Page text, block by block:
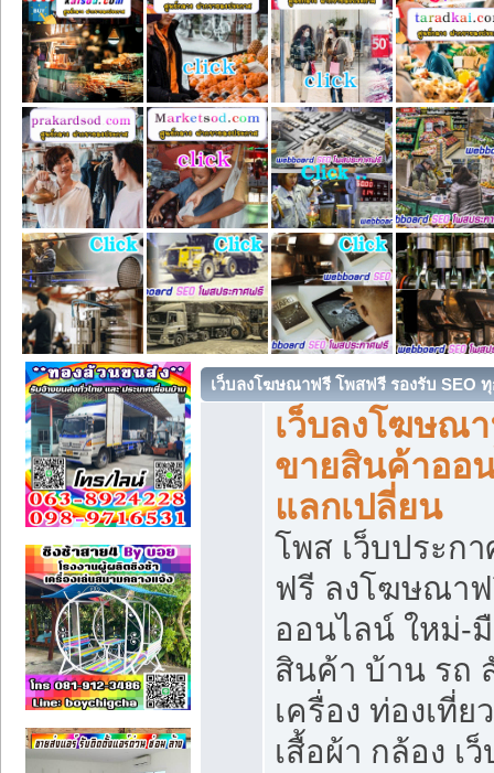
เว็บลงโฆษณาฟรี โพสฟรี รองรับ SEO
เว็บลงโฆษณ
ขายสินค้าออ
แลกเปลี่ยน
โพส เว็บประก
ฟรี ลงโฆษณา
ออนไลน์ ใหม่-
สินค้า บ้าน รถ
เครื่อง ท่องเที่ย
เสื้อผ้า กล้อง เ